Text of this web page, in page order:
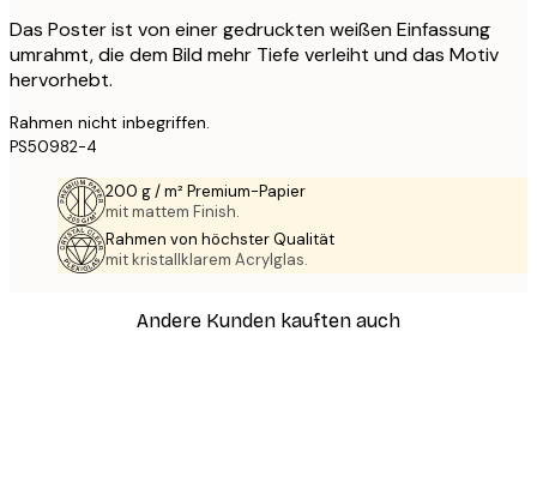
Das Poster ist von einer gedruckten weißen Einfassung
umrahmt, die dem Bild mehr Tiefe verleiht und das Motiv
hervorhebt.
Rahmen nicht inbegriffen.
PS50982-4
200 g / m² Premium-Papier
mit mattem Finish.
Rahmen von höchster Qualität
mit kristallklarem Acrylglas.
Andere Kunden kauften auch